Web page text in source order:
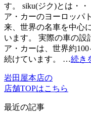
す。 siku(ジク)とは・
ア・カーのヨーロッパ
来、世界の名車を中心
います。 実際の車の設
ア・カーは、世界約
続けています。 …続き
岩田屋本店の
店舗TOPはこちら
最近の記事